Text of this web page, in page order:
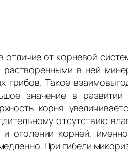
отличие от корневой
в ней
грибов. Такое
значение в
корня
отсутствию
оголении корней,
При гибели